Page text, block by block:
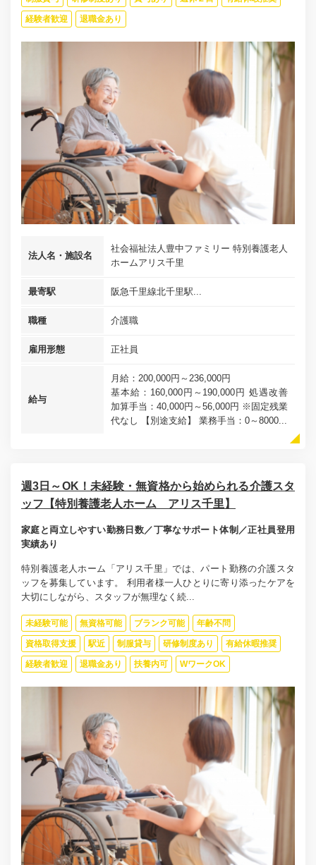
経験者歓迎 退職金あり
法人名・施設名
社会福祉法人豊中ファミリー 特別養護老人
ホームアリス千里
最寄駅 阪急千里線北千里駅...
職種 介護職
雇用形態 正社員
給与
月給：200,000円～236,000円
基本給：160,000円～190,000円 処遇改善
加算手当：40,000円～56,000円 ※固定残業
代なし 【別途支給】 業務手当：0～8000...
週3日～OK！未経験・無資格から始められる介護スタ
ッフ【特別養護老人ホーム アリス千里】
家庭と両立しやすい勤務日数／丁寧なサポート体制／正社員登用
実績あり
特別養護老人ホーム「アリス千里」では、パート勤務の介護スタ
ッフを募集しています。 利用者様一人ひとりに寄り添ったケアを
大切にしながら、スタッフが無理なく続...
未経験可能 無資格可能 ブランク可能 年齢不問
資格取得支援 駅近 制服貸与 研修制度あり 有給休暇推奨
経験者歓迎 退職金あり 扶養内可 WワークOK